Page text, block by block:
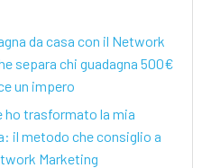
da casa con il Network
separa chi guadagna 500€
un impero
ho trasformato la mia
il metodo che consiglio a
Marketing